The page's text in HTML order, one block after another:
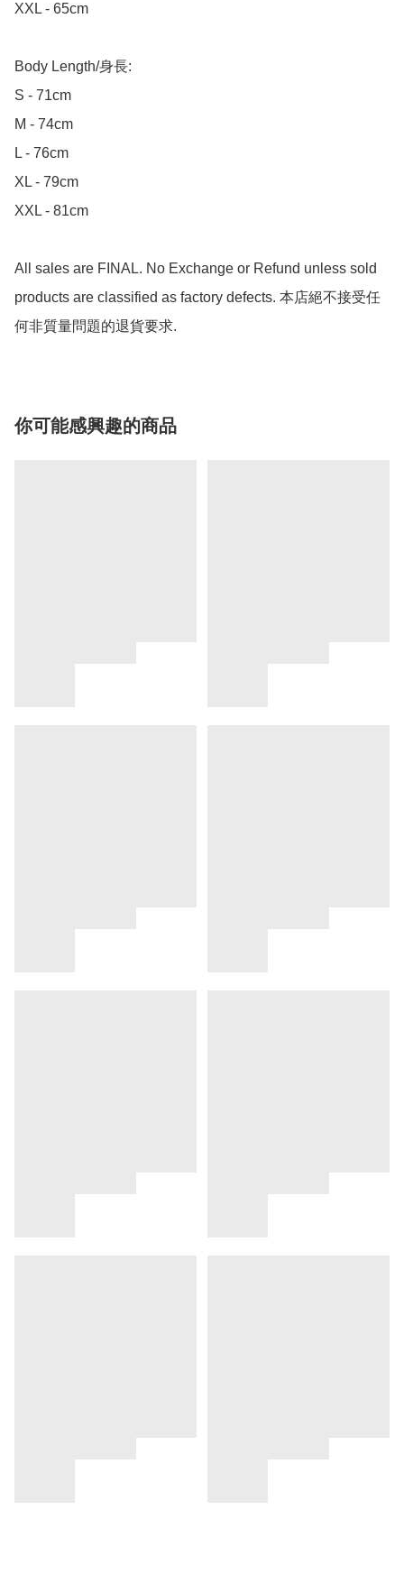
XXL - 65cm
Body Length/身長:
S - 71cm
M - 74cm
L - 76cm
XL - 79cm
XXL - 81cm
All sales are FINAL. No Exchange or Refund unless sold
products are classified as factory defects. 本店絕不接受任
何非質量問題的退貨要求.
你可能感興趣的商品